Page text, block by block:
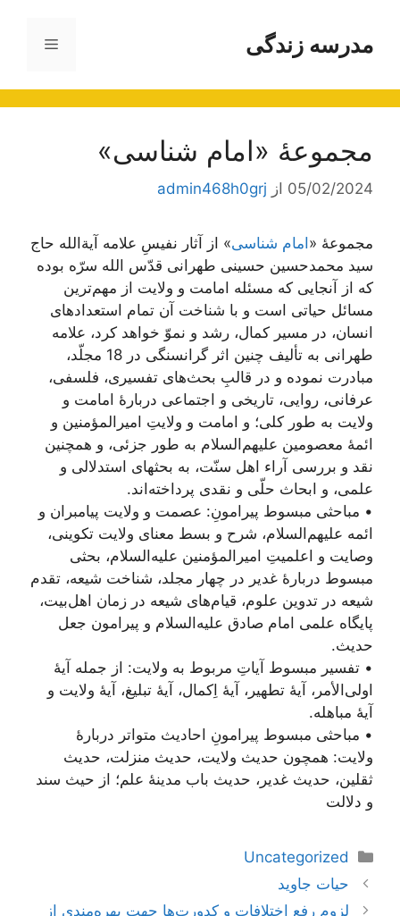
محتوامدرسه زندگی فهرست
مجموعۀ «امام شناسی»
05/02/2024 از admin468h0grj
مجموعۀ «امام شناسی» از آثار نفیسِ علامه آیة‌الله حاج
سید محمد‌حسین حسینی طهرانی قدّس الله سرّه بوده
که از آنجایی که مسئله امامت و ولایت از مهم‌ترین
مسائل حیاتی است و با شناخت آن تمام استعدادهای
انسان، در مسیر کمال، رشد و نموّ خواهد کرد، علامه
طهرانی به تألیف چنین اثر گرانسنگی در 18 مجلّد،
مبادرت نموده و در قالبِ بحث‌های تفسیری، فلسفی،
عرفانی، روایی، تاریخی و اجتماعی دربارۀ امامت و
ولایت به طور کلی؛ و امامت و ولایتِ امیرالمؤمنین و
ائمۀ معصومین علیهم‌السلام به طور جزئی، و همچنین
نقد و بررسی آراء اهل سنّت، به بحثهای استدلالی و
علمی، و ابحاث حلّی و نقدی پرداخته‌اند.
• مباحثی مبسوط پیرامونِ: عصمت و ولایت پیامبران و
ائمه علیهم‌السلام، شرح و بسط معنای ولایت تکوینی،
وصایت و اعلمیتِ امیرالمؤمنین علیه‌السلام، بحثی
مبسوط دربارۀ غدیر در چهار مجلد، شناخت شیعه، تقدم
شیعه در تدوین علوم، قیام‌های شیعه در زمان اهل‌بیت،
پایگاه علمی امام صادق علیه‌السلام و پیرامون جعل
حدیث.
• تفسیر مبسوط آیاتِ مربوط به ولایت: از جمله آیۀ
اولی‌الأمر، آیۀ تطهیر، آیۀ اِکمال، آیۀ تبلیغ، آیۀ ولایت و
آیۀ مباهله.
• مباحثی مبسوط پیرامونِ احادیث متواتر دربارۀ
ولایت: همچون حدیث ولایت، حدیث منزلت، حدیث
ثقلین، حدیث غدیر، حدیث باب مدینۀ علم؛ از حیث سند
و دلالت
دسته‌ها
Uncategorized
ناوبری
نوشته‌ها
حیات جاوید
لزوم رفع اختلافات و کدورت‌ها جهت بهره‌مندی از